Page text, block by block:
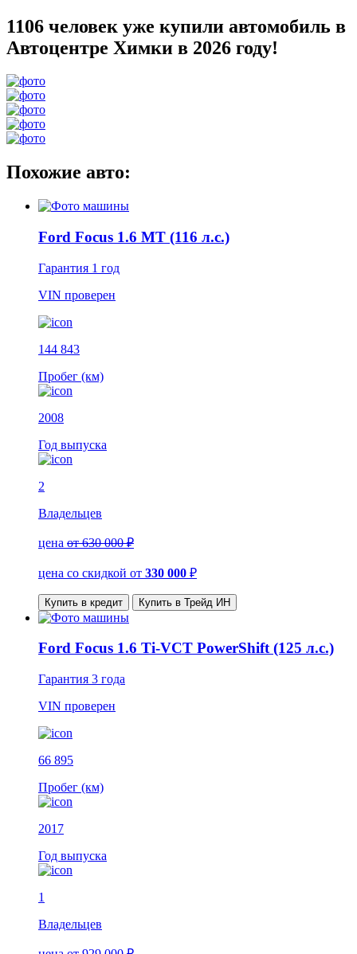
1106 человек уже купили автомобиль в
Автоцентре Химки в 2026 году!
Похожие авто:
Ford Focus 1.6 MT (116 л.с.)
Гарантия 1 год
VIN проверен
144 843
Пробег (км)
2008
Год выпуска
2
Владельцев
цена от 630 000 ₽
цена со скидкой от 330 000 ₽
Купить в кредит Купить в Трейд ИН
Ford Focus 1.6 Ti-VCT PowerShift (125 л.с.)
Гарантия 3 года
VIN проверен
66 895
Пробег (км)
2017
Год выпуска
1
Владельцев